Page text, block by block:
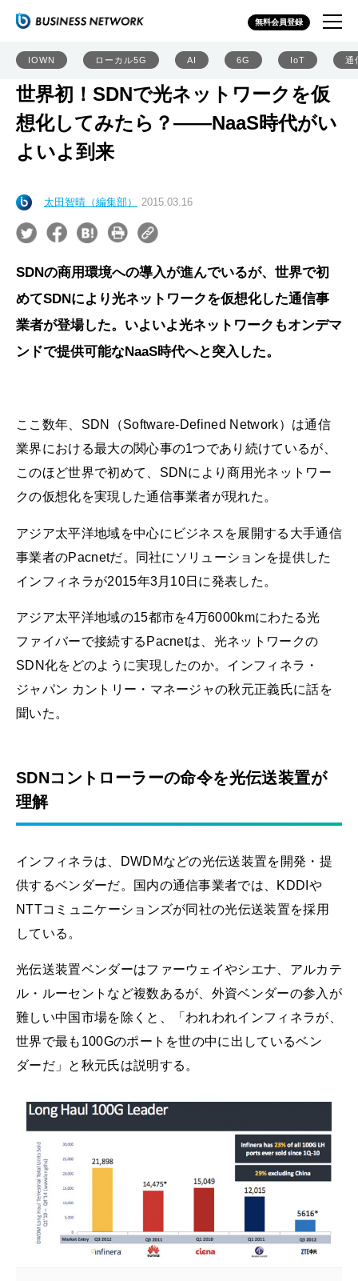
無料会員登録
IOWN ローカル5G AI 6G IoT 通
世界初！SDNで光ネットワークを仮
想化してみたら？――NaaS時代がい
よいよ到来
太田智晴（編集部） 2015.03.16
SDNの商用環境への導入が進んでいるが、世界で初
めてSDNにより光ネットワークを仮想化した通信事
業者が登場した。いよいよ光ネットワークもオンデマ
ンドで提供可能なNaaS時代へと突入した。
ここ数年、SDN（Software-Defined Network）は通信
業界における最大の関心事の1つであり続けているが、
このほど世界で初めて、SDNにより商用光ネットワー
クの仮想化を実現した通信事業者が現れた。
アジア太平洋地域を中心にビジネスを展開する大手通信
事業者のPacnetだ。同社にソリューションを提供した
インフィネラが2015年3月10日に発表した。
アジア太平洋地域の15都市を4万6000kmにわたる光
ファイバーで接続するPacnetは、光ネットワークの
SDN化をどのように実現したのか。インフィネラ・
ジャパン カントリー・マネージャの秋元正義氏に話を
聞いた。
SDNコントローラーの命令を光伝送装置が
理解
インフィネラは、DWDMなどの光伝送装置を開発・提
供するベンダーだ。国内の通信事業者では、KDDIや
NTTコミュニケーションズが同社の光伝送装置を採用
している。
光伝送装置ベンダーはファーウェイやシエナ、アルカテ
ル・ルーセントなど複数あるが、外資ベンダーの参入が
難しい中国市場を除くと、「われわれインフィネラが、
世界で最も100Gのポートを世の中に出しているベン
ダーだ」と秋元氏は説明する。